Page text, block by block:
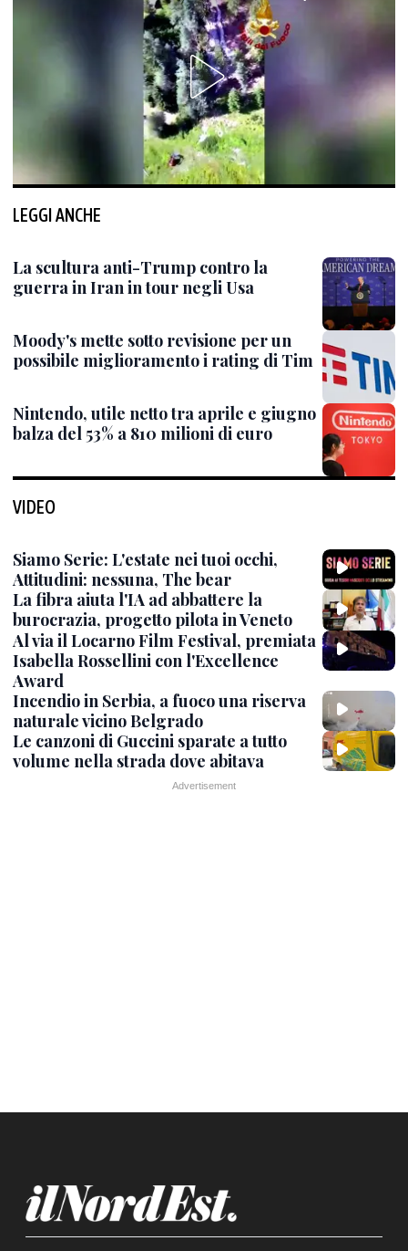
LEGGI ANCHE
La scultura anti-Trump contro la
guerra in Iran in tour negli Usa
Moody's mette sotto revisione per un
possibile miglioramento i rating di Tim
Nintendo, utile netto tra aprile e giugno
balza del 53% a 810 milioni di euro
VIDEO
Siamo Serie: L'estate nei tuoi occhi,
Attitudini: nessuna, The bear
La fibra aiuta l'IA ad abbattere la
burocrazia, progetto pilota in Veneto
Al via il Locarno Film Festival, premiata
Isabella Rossellini con l'Excellence
Award
Incendio in Serbia, a fuoco una riserva
naturale vicino Belgrado
Le canzoni di Guccini sparate a tutto
volume nella strada dove abitava